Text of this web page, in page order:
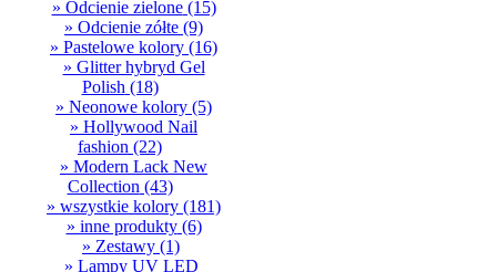
» Odcienie zielone(15)
» Odcienie zółte (9)
» Pastelowe kolory (16)
» Glitter hybryd Gel
Polish (18)
» Neonowe kolory (5)
» Hollywood Nail
fashion (22)
» Modern Lack New
Collection (43)
» wszystkie kolory (181)
» inne produkty(6)
» Zestawy (1)
» Lampy UV LED